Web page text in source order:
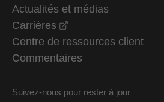
Actualités et médias
Carrières
Centre de ressources client
Commentaires
Suivez-nous pour rester à jour